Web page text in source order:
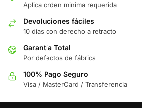
Aplica orden minima requerida
Devoluciones fáciles
10 días con derecho a retracto
Garantía Total
Por defectos de fábrica
100% Pago Seguro
Visa / MasterCard / Transferencia